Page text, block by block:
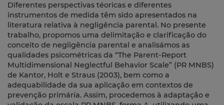
Diferentes perspectivas téoricas e diferentes
instrumentos de medida têm sido apresentados na
literatura relativa à negligência parental. No presente
trabalho, propomos uma delimitação e clarificação do
conceito de negligência parental e analisámos as
qualidades psicométricas da “The Parent-Report
Multidimensional Neglectful Behavior Scale” (PR MNBS)
de Kantor, Holt e Straus (2003), bem como a
adequabilidade da sua aplicação em contextos de
prevenção primária. Assim, procedemos à adaptação e